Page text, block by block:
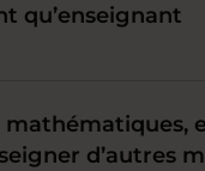
qu’enseignant
mathématiques,
d’autres